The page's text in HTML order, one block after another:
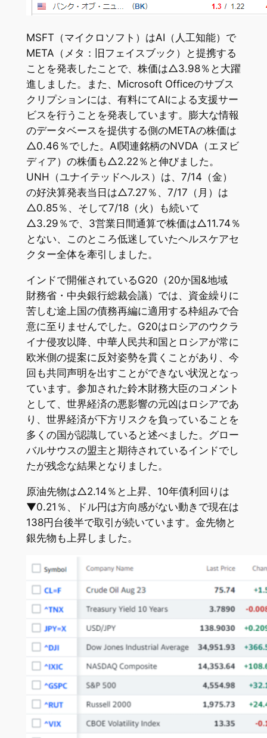
MSFT（マイクロソフト）はAI（人工知能）で
META（メタ：旧フェイスブック）と提携する
ことを発表したことで、株価は△3.98％と大躍
進しました。また、Microsoft Officeのサブス
クリプションには、有料にてAIによる支援サー
ビスを行うことを発表しています。膨大な情報
のデータベースを提供する側のMETAの株価は
△0.46％でした。AI関連銘柄のNVDA（エヌビ
ディア）の株価も△2.22％と伸びました。
UNH（ユナイテッドヘルス）は、7/14（金）
の好決算発表当日は△7.27％、7/17（月）は
△0.85％、そして7/18（火）も続いて
△3.29％で、3営業日間通算で株価は△11.74％
とない、このところ低迷していたヘルスケアセ
クター全体を牽引しました。
インドで開催されているG20（20か国&地域
財務省・中央銀行総裁会議）では、資金繰りに
苦しむ途上国の債務再編に適用する枠組みで合
意に至りませんでした。G20はロシアのウクラ
イナ侵攻以降、中華人民共和国とロシアが常に
欧米側の提案に反対姿勢を貫くことがあり、今
回も共同声明を出すことができない状況となっ
ています。参加された鈴木財務大臣のコメント
として、世界経済の悪影響の元凶はロシアであ
り、世界経済が下方リスクを負っていることを
多くの国が認識していると述べました。グロー
バルサウスの盟主と期待されているインドでし
たが残念な結果となりました。
原油先物は△2.14％と上昇、10年債利回りは
▼0.21％、ドル円は方向感がない動きで現在は
138円台後半で取引が続いています。金先物と
銀先物も上昇しました。